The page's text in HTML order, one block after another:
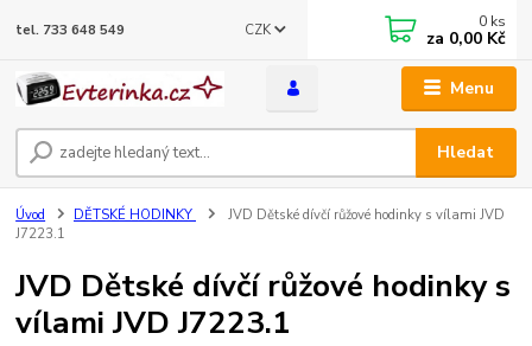
Menu
CZK
Hledat
tel. 733 648 549 0 ks
za 0,00 Kč
Úvod DĚTSKÉ HODINKY
JVD Dětské dívčí růžové hodinky s vílami JVD
J7223.1
JVD Dětské dívčí růžové hodinky s
vílami JVD J7223.1